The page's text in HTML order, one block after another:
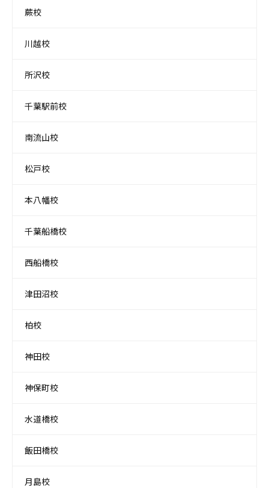
蕨校
川越校
所沢校
千葉駅前校
南流山校
松戸校
本八幡校
千葉船橋校
西船橋校
津田沼校
柏校
神田校
神保町校
水道橋校
飯田橋校
月島校